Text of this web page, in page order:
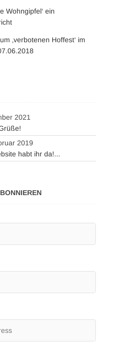
Wohngipfel‘ ein
‚verbotenen Hoffest‘ im
2021
2019
habt ihr da!...